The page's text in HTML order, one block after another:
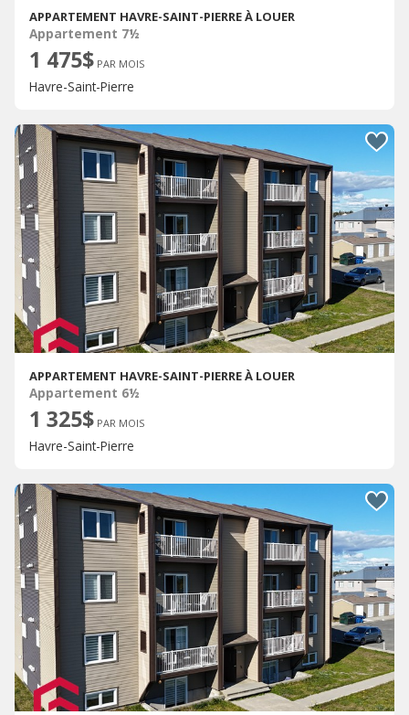
APPARTEMENT HAVRE-SAINT-PIERRE À LOUER
Appartement 7½
1 475$ PAR MOIS
Havre-Saint-Pierre
APPARTEMENT HAVRE-SAINT-PIERRE À LOUER
Appartement 6½
1 325$ PAR MOIS
Havre-Saint-Pierre